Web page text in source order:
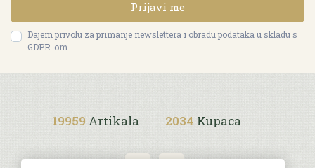
Prijavi me
Dajem privolu za primanje newslettera i obradu podataka u skladu s
GDPR-om.
19959 Artikala 2034 Kupaca